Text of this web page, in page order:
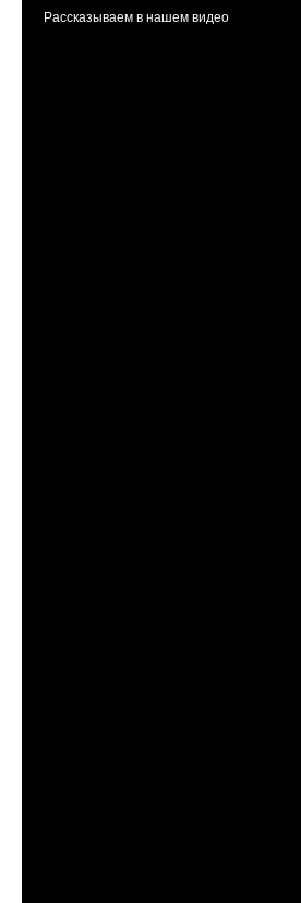
Рассказываем в нашем видео